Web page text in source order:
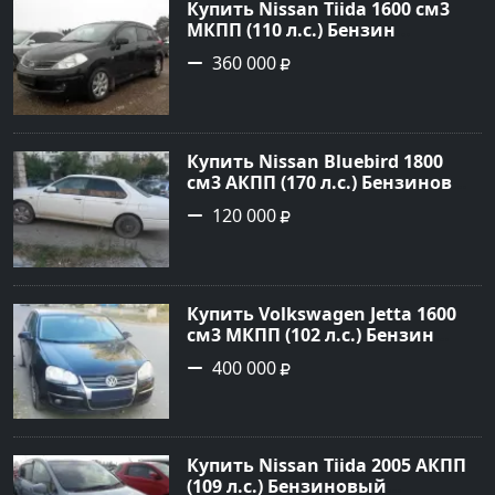
Купить Nissan Tiida 1600 см3
МКПП (110 л.с.) Бензин
инжектор в Армавир: цвет
черный Хетчбэк 2008 года по
Авторынок23
360 000
Купить Nissan Bluebird 1800
см3 АКПП (170 л.с.) Бензиновый
в Новороссийск: цвет Белый
Седан 1996 года по цене 120000
120 000
Купить Volkswagen Jetta 1600
см3 МКПП (102 л.с.) Бензин
инжектор в Краснодар: цвет
черный Седан 2010 года по
Авторынок23
400 000
Купить Nissan Tiida 2005 АКПП
(109 л.с.) Бензиновый